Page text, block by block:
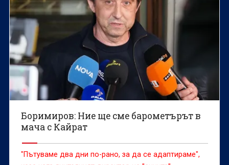
Боримиров: Ние ще сме барометърът в
мача с Кайрат
"Пътуваме два дни по-рано, за да се адаптираме",